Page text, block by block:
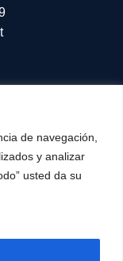
de navegación,
y analizar
usted da su